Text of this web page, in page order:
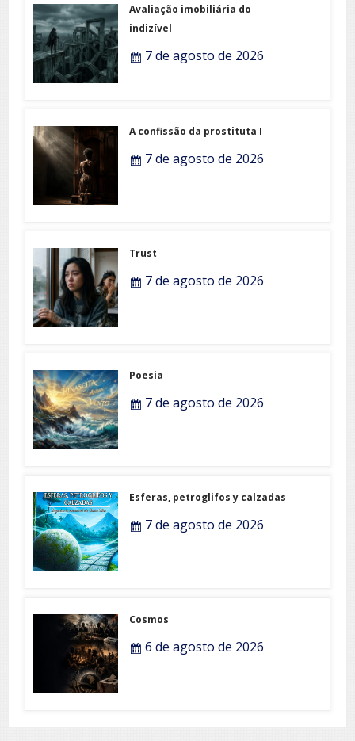
Avaliação imobiliária do
indizível
7 de agosto de 2026
A confissão da prostituta I
7 de agosto de 2026
Trust
7 de agosto de 2026
Poesia
7 de agosto de 2026
Esferas, petroglifos y calzadas
7 de agosto de 2026
Cosmos
6 de agosto de 2026